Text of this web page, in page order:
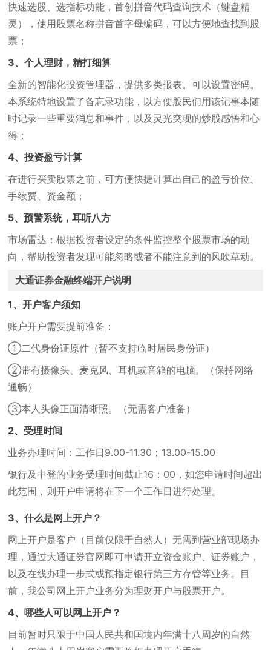
快速选股、选指标功能，首创拼音代码查询技术（键盘精
灵），使用股票名称拼音首字母编码，可以方便地查找到股
票；
3、个人理财，精打细算
全新的智能化投资管理器，提供多类报表。可以设置密码。
本系统特地设置了备忘录功能，以方便股民们用该记事本随
时记录一些重要消息和事件，以及灵光突现的炒股感悟和心
得；
4、投资盈亏计算
在进行买卖股票之前，可方便快捷计算出自己的盈亏价位、
手续费、资金额；
5、预警系统，耳听八方
市场雷达：根据投资者设定的条件监控整个股票市场的动
向，帮助投资者发现可能忽略或者不能注意到的风吹草动。
大通证券金融终端开户说明
1、开户客户须知
账户开户需要提前准备：
①二代身份证原件（暂不支持临时居民身份证）
②带有摄像头、麦克风、耳机或音箱的电脑。（保持网络
通畅）
③本人头像正面清晰照。（无需客户准备）
2、受理时间
业务办理时间：工作日9.00-11.30；13.00-15.00
银行及中登的业务受理时间截止16：00，如您申请时间超出
此范围，则开户申请将在下一个工作日进行处理。
3、什么是网上开户？
网上开户是客户（目前仅限于自然人）无需到营业部现场办
理，通过大通证券官网即可申请开立资金账户、证券账户，
以及在线办理一步式或预指定银行第三方存管等业务。目
前，我公司网上开户业务分为理财开户与股票开户。
4、哪些人可以网上开户？
目前暂时只限于中国人民共和国境内年满十八周岁的自然